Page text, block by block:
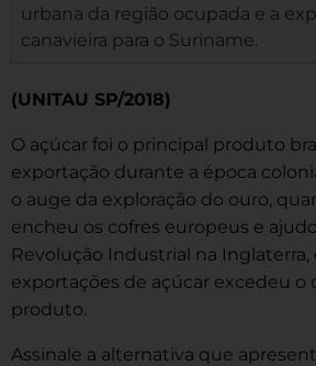
urbana da região ocupada e a
canavieira para o Suriname.
(UNITAU SP/2018)
O açúcar foi o principal produto
exportação durante a época
o auge da exploração do ouro,
encheu os cofres europeus e
Revolução Industrial na Inglaterra,
exportações de açúcar excedeu
produto.
Assinale a alternativa que